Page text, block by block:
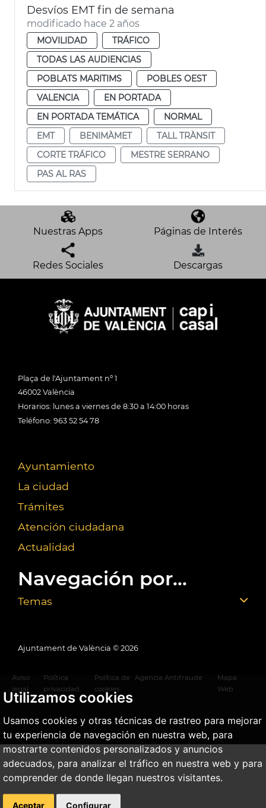
Utilizamos cookies
Usamos cookies y otras técnicas de rastreo para mejorar
tu experiencia de navegación en nuestra web, para
mostrarte contenidos personalizados y anuncios
adecuados, para analizar el tráfico en nuestra web y para
comprender de donde llegan nuestros visitantes.
Aceptar Configurar
Desvíos EMT fin de semana
modificado hace 2 años
MOVILIDAD
TRÁFICO
TODAS LAS AUDIENCIAS
POBLATS MARITIMS
POBLES OEST
VALENCIA
EN PORTADA
EN PORTADA TEMÁTICA
NORMAL
EMT
BENIMÀMET
TALL TRÀNSIT
CORTE TRÁFICO
MESTRE SERRANO
PAS AL RAS
Nuestras Apps Páginas de Interés
Redes Sociales Descargas
Plaça de l'Ajuntament nº 1
46002 València
Horarios: lunes a viernes de 8:30 a 14:00 horas
Teléfono: 963 52 54 78
Ayuntamiento
La ciudad
Trámites
Atención ciudadana
Actualidad
Navegación por...
Temas
Ajuntament de València © 2026
Aviso
legal
Política
privacidad
Política de
cookies
Agencia Antifraude
Mapa
Web